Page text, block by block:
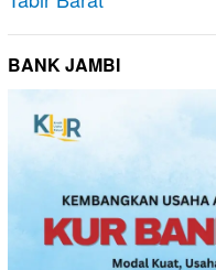
BANK JAMBI